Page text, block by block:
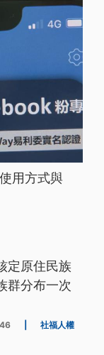
用方式與
定原住民族
群分布一次
社福人權